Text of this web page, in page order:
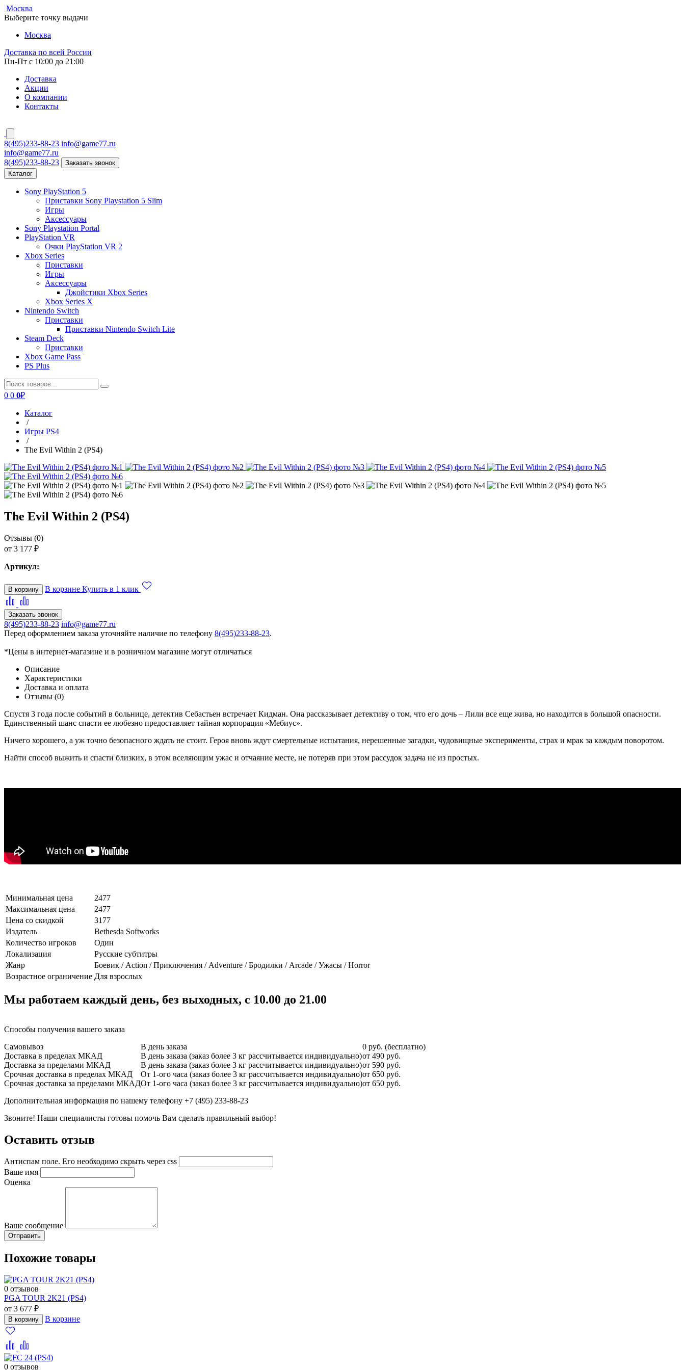
Москва
Выберите точку выдачи
Москва
Доставка по всей России
Пн-Пт с 10:00 до 21:00
Доставка
Акции
О компании
Контакты
8(495)233-88-23 info@game77.ru
info@game77.ru
8(495)233-88-23
Заказать звонок
Каталог
Sony PlayStation 5
Приставки Sony Playstation 5 Slim
Игры
Аксессуары
Sony Playstation Portal
PlayStation VR
Очки PlayStation VR 2
Xbox Series
Приставки
Игры
Аксессуары
Джойстики Xbox Series
Xbox Series X
Nintendo Switch
Приставки
Приставки Nintendo Switch Lite
Steam Deck
Приставки
Xbox Game Pass
PS Plus
0 0 0₽
Каталог
/
Игры PS4
/
The Evil Within 2 (PS4)
The Evil Within 2 (PS4)
Отзывы (0)
от 3 177 ₽
Артикул:
В корзину В корзине Купить в 1 клик
Заказать звонок
8(495)233-88-23 info@game77.ru
Перед оформлением заказа уточняйте наличие по телефону 8(495)233-88-23.
*Цены в интернет-магазине и в розничном магазине могут отличаться
Описание
Характеристики
Доставка и оплата
Отзывы (0)
Спустя 3 года после событий в больнице, детектив Себастьен встречает Кидман. Она рассказывает детективу о том, что его дочь – Лили все еще жива, но находится в большой опасности.
Единственный шанс спасти ее любезно предоставляет тайная корпорация «Мебиус».
Ничего хорошего, а уж точно безопасного ждать не стоит. Героя вновь ждут смертельные испытания, нерешенные загадки, чудовищные эксперименты, страх и мрак за каждым поворотом.
Найти способ выжить и спасти близких, в этом вселяющим ужас и отчаяние месте, не потеряв при этом рассудок задача не из простых.
Минимальная цена
2477
Максимальная цена
2477
Цена со скидкой
3177
Издатель
Bethesda Softworks
Количество игроков
Один
Локализация
Русские субтитры
Жанр
Боевик / Action / Приключения / Adventure / Бродилки / Arcade / Ужасы / Horror
Возрастное ограничение Для взрослых
Мы работаем каждый день, без выходных, с 10.00 до 21.00
Способы получения вашего заказа
Самовывоз
В день заказа
0 руб. (бесплатно)
Доставка в пределах МКАД
В день заказа (заказ более 3 кг рассчитывается индивидуально)от 490 руб.
Доставка за пределами МКАД
В день заказа (заказ более 3 кг рассчитывается индивидуально)от 590 руб.
Срочная доставка в пределах МКАД
От 1-ого часа (заказ более 3 кг рассчитывается индивидуально)от 650 руб.
Срочная доставка за пределами МКАДОт 1-ого часа (заказ более 3 кг рассчитывается индивидуально)от 650 руб.
Дополнительная информация по нашему телефону +7 (495) 233-88-23
Звоните! Наши специалисты готовы помочь Вам сделать правильный выбор!
Оставить отзыв
Антиспам поле. Его необходимо скрыть через css
Ваше имя
Оценка
Ваше сообщение
Похожие товары
0 отзывов
PGA TOUR 2K21 (PS4)
от 3 677 ₽
В корзину В корзине
0 отзывов